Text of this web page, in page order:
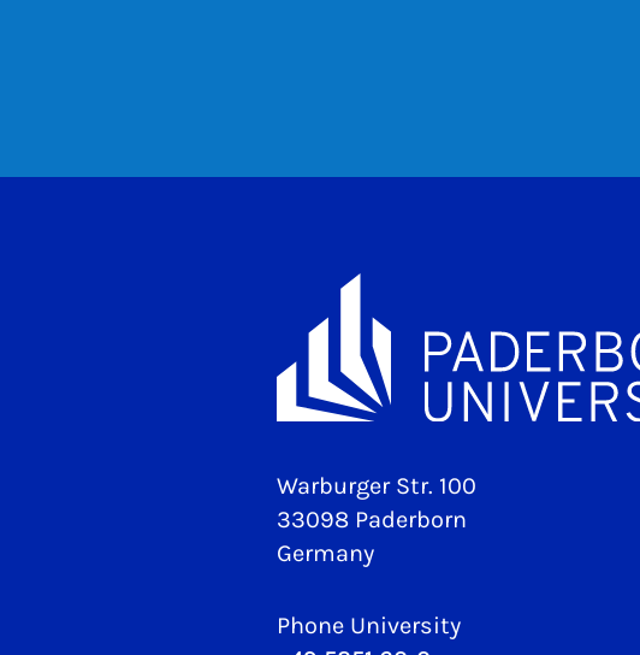
Warburger Str. 100
33098 Paderborn
Germany
Phone University